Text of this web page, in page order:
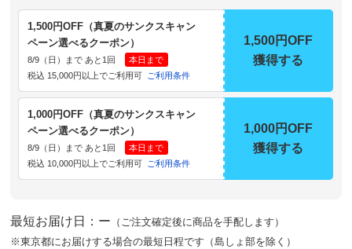
1,500円OFF（真夏のサンクスキャン
ペーン選べるクーポン）
8/9（日）まで あと1回
本日まで
税込 15,000円以上でご利用可 ご利用条件
1,500円OFF
獲得する
1,000円OFF（真夏のサンクスキャン
ペーン選べるクーポン）
8/9（日）まで あと1回
本日まで
税込 10,000円以上でご利用可 ご利用条件
1,000円OFF
獲得する
最短お届け日：ー （ご注文確定後に商品を手配します）
※東京都にお届けする場合の最短日程です（島しょ部を除く）